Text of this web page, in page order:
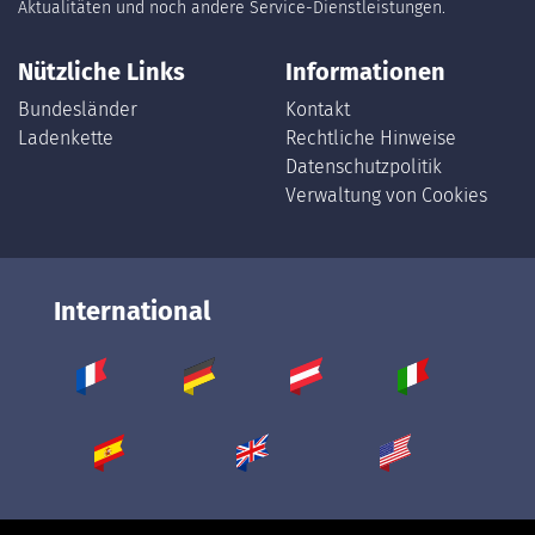
Aktualitäten und noch andere Service-Dienstleistungen.
Nützliche Links
Bundesländer
Ladenkette
Informationen
Kontakt
Rechtliche Hinweise
Datenschutzpolitik
Verwaltung von Cookies
International